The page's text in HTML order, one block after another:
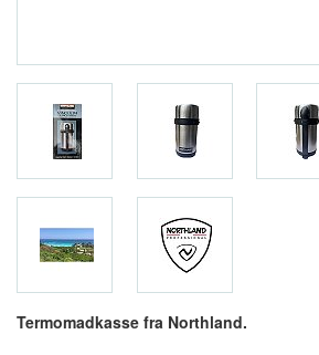
Termomadkasse fra Northland.